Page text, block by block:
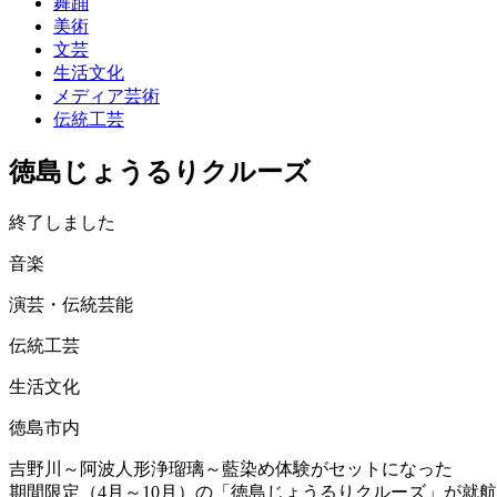
美術
文芸
生活文化
メディア芸術
伝統工芸
徳島じょうるりクルーズ
終了しました
音楽
演芸・伝統芸能
伝統工芸
生活文化
徳島市内
吉野川～阿波人形浄瑠璃～藍染め体験がセットになった
期間限定（4月～10月）の「徳島じょうるりクルーズ」が就航